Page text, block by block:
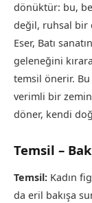
dönüktür: bu,
değil, ruhsal bir
Eser, Batı
geleneğini
temsil önerir.
verimli bir zemin
döner, kendi
Temsil –
Temsil: Kadın
da eril bakışa